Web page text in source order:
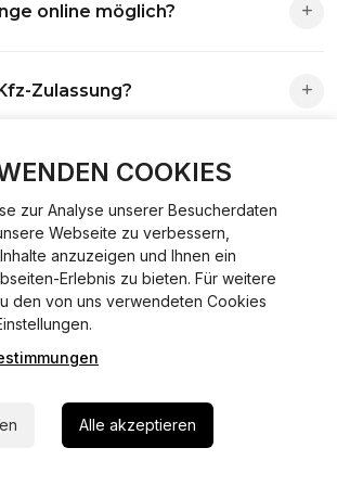
COOKIES
zur Analyse unserer Besucherdaten
Webseite zu verbessern,
anzuzeigen und Ihnen ein
Erlebnis zu bieten. Für weitere
den von uns verwendeten Cookies
Alle akzeptieren
an die richtige Stelle weitergeleitet.
online möglich?
mit Erstzulassung vor dem
Zulassung?
kannst – inklusive Dateneingabe,
Bezahlung.
gibt es?
Durchführung, kein Besuch der
werden benötigt?
Ausweis oder Reisepass,
falls erforderlich TÜV-Bericht.
Verfahren?
online ummelden oder